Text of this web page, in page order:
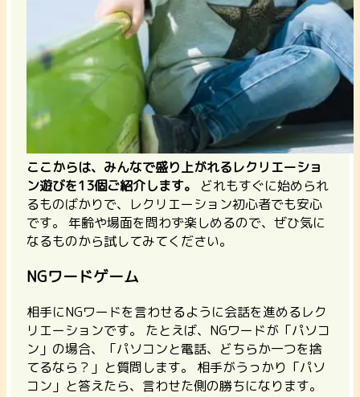
ここからは、みんなで盛り上がれるレクリエーショ
ン遊びを13個ご紹介します。
どれもすぐに始められ
るものばかりで、レクリエーション初心者でも安心
です。
年齢や場面を問わず楽しめるので、ぜひ気に
なるものから試してみてください。
NGワードゲーム
相手にNGワードを言わせるように会話を進めるレク
リエーションです。
たとえば、NGワードが「パソコ
ン」の場合、「パソコンと電話、どちらか一つを捨
てるなら？」と質問します。 相手がうっかり「パソ
コン」と答えたら、言わせた側の勝ちになります。